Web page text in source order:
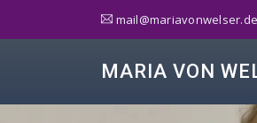
ed.reslewnovairam@liam
MARIA VON